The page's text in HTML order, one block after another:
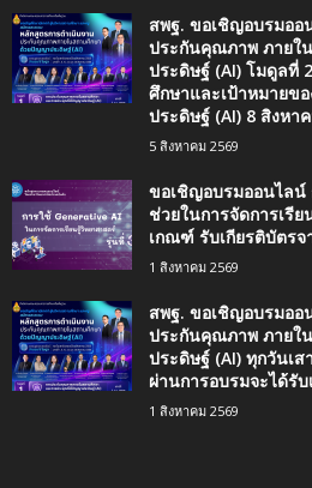
สพฐ. ขอเชิญอบรมออ
ประกันคุณภาพ ภายใ
ประดิษฐ์ (AI) โมดูลที่
ศึกษาและเป้าหมายข
ประดิษฐ์ (AI) 8 สิงหา
5 สิงหาคม 2569
ขอเชิญอบรมออนไลน์
ช่วยในการจัดการเรี
เกณฑ์ รับเกียรติบัตร
1 สิงหาคม 2569
สพฐ. ขอเชิญอบรมออ
ประกันคุณภาพ ภายใ
ประดิษฐ์ (AI) ทุกวันเ
ผ่านการอบรมจะได้รั
1 สิงหาคม 2569